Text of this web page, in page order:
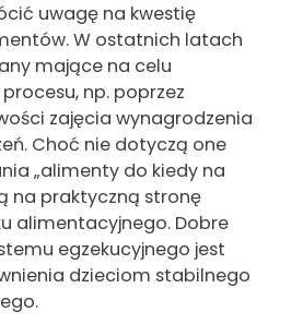
uwagę na kwestię
W ostatnich latach
mające na celu
np. poprzez
zajęcia wynagrodzenia
Choć nie dotyczą one
„alimenty do kiedy na
na praktyczną stronę
alimentacyjnego. Dobre
egzekucyjnego jest
dzieciom stabilnego